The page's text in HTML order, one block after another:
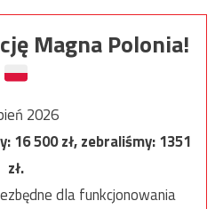
Magna Polonia!
2026
16 500zł, zebraliśmy:1351
zł.
dla funkcjonowania